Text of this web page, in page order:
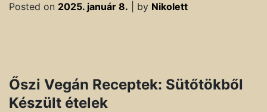
Posted on 2025. január 8. by Nikolett
Őszi Vegán Receptek: Sütőtökből
Készült ételek